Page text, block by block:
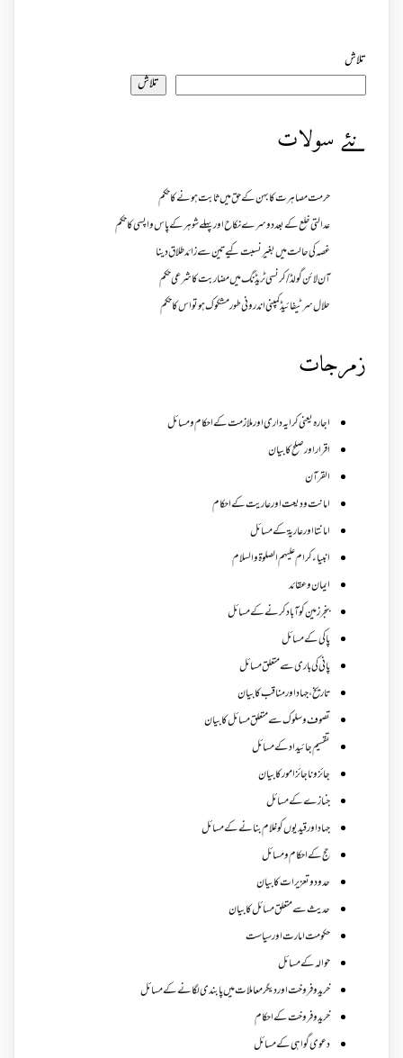
تلاش
تلاش
نئے سولات
حرمت مصاہرت کا بہن کے حق میں ثابت ہونے کا حکم
عدالتی خلع کے بعد دوسرے نکاح اور پہلے شوہر کے پاس واپسی کا حکم
غصہ کی حالت میں بغیر نسبت کیے تین سے زائد طلاق دینا
آن لائن گولڈ /کرنسی ٹریڈنگ میں مضاربت کا شرعی حکم
حلال سرٹیفائیڈ کمپنی اندرونی طور مشکوک ہو تو اس کا حکم
زمرجات
اجارہ یعنی کرایہ داری اور ملازمت کے احکام و مسائل
اقرار اور صلح کا بیان
القرآن
امانت ودیعت اورعاریت کے احکام
امانتا اور عاریة کے مسائل
انبیاء کرام علیہم الصلوۃ والسلام
ایمان وعقائد
بنجر زمین کو آباد کرنے کے مسائل
پاکی کے مسائل
پانی کی باری سے متعلق مسائل
تاریخ،جہاد اور مناقب کا بیان
تصوف و سلوک سے متعلق مسائل کا بیان
تقسیم جائیداد کے مسائل
جائز و ناجائزامور کا بیان
جنازے کےمسائل
جہاد اور قیدیوں کو غلام بنانے کے مسائل
حج کے احکام ومسائل
حدود و تعزیرات کا بیان
حدیث سے متعلق مسائل کا بیان
حکومت امارت اور سیاست
حوالہ کے مسائل
خرید و فروخت اور دیگر معاملات میں پابندی لگانے کے مسائل
خرید و فروخت کے احکام
دعوی گواہی کے مسائل